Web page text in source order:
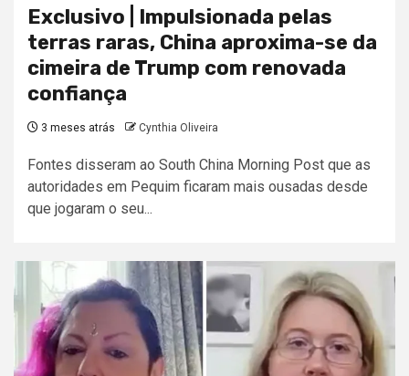
Exclusivo | Impulsionada pelas
terras raras, China aproxima-se da
cimeira de Trump com renovada
confiança
3 meses atrás Cynthia Oliveira
Fontes disseram ao South China Morning Post que as
autoridades em Pequim ficaram mais ousadas desde
que jogaram o seu...